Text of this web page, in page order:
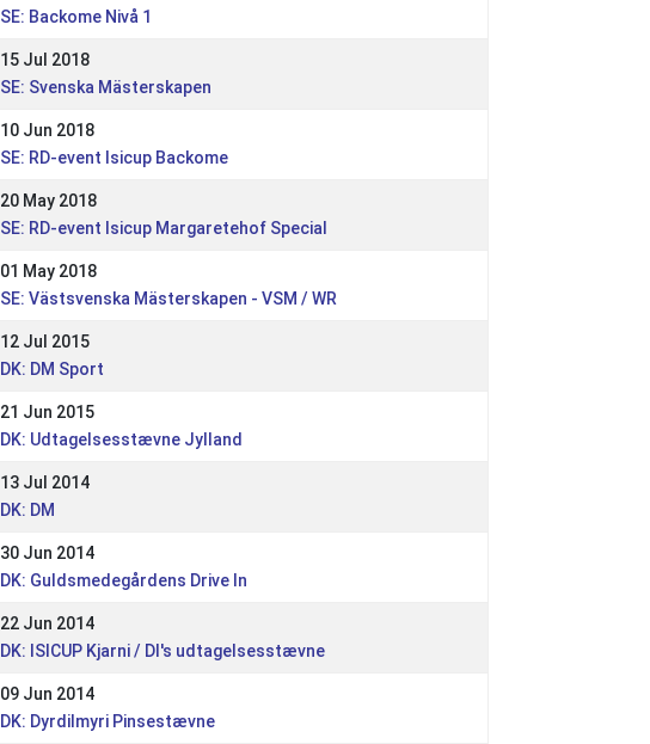
SE: Backome Nivå 1
15 Jul 2018
SE: Svenska Mästerskapen
10 Jun 2018
SE: RD-event Isicup Backome
20 May 2018
SE: RD-event Isicup Margaretehof Special
01 May 2018
SE: Västsvenska Mästerskapen - VSM / WR
12 Jul 2015
DK: DM Sport
21 Jun 2015
DK: Udtagelsesstævne Jylland
13 Jul 2014
DK: DM
30 Jun 2014
DK: Guldsmedegårdens Drive In
22 Jun 2014
DK: ISICUP Kjarni / DI's udtagelsesstævne
09 Jun 2014
DK: Dyrdilmyri Pinsestævne